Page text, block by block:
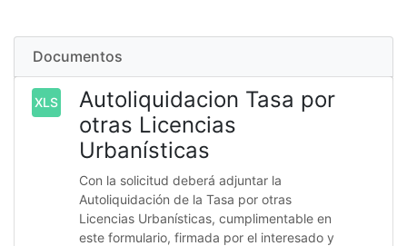
Documentos
XLS
Autoliquidacion Tasa por
otras Licencias
Urbanísticas
Con la solicitud deberá adjuntar la
Autoliquidación de la Tasa por otras
Licencias Urbanísticas, cumplimentable en
este formulario, firmada por el interesado y